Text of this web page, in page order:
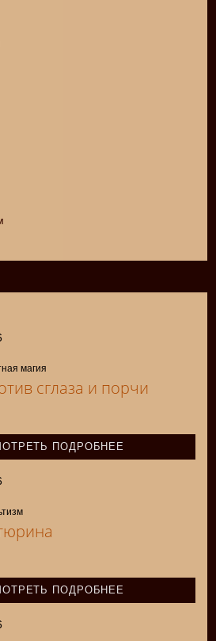
магия
сглаза и порчи
ПОДРОБНЕЕ
ПОДРОБНЕЕ